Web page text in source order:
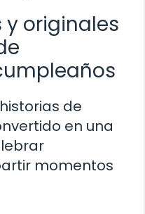
y originales
de
en una
momentos